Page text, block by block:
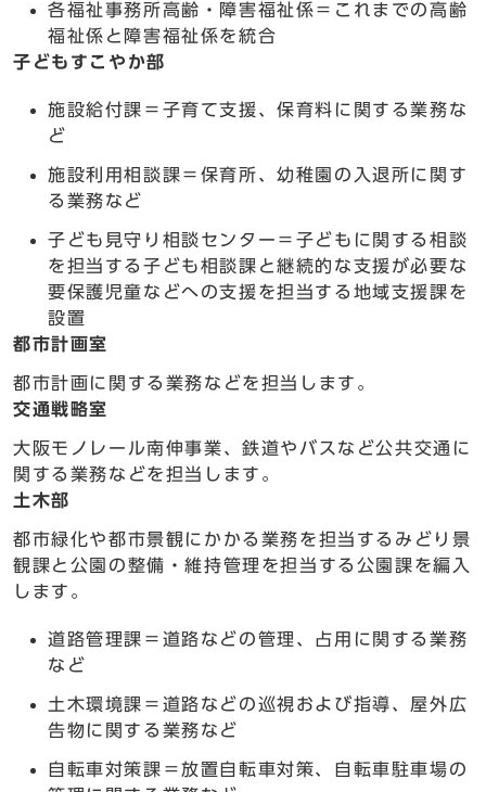
各福祉事務所高齢・障害福祉係＝これまでの高齢
福祉係と障害福祉係を統合
子どもすこやか部
施設給付課＝子育て支援、保育料に関する業務な
ど
施設利用相談課＝保育所、幼稚園の入退所に関す
る業務など
子ども見守り相談センター＝子どもに関する相談
を担当する子ども相談課と継続的な支援が必要な
要保護児童などへの支援を担当する地域支援課を
設置
都市計画室
都市計画に関する業務などを担当します。
交通戦略室
大阪モノレール南伸事業、鉄道やバスなど公共交通に
関する業務などを担当します。
土木部
都市緑化や都市景観にかかる業務を担当するみどり景
観課と公園の整備・維持管理を担当する公園課を編入
します。
道路管理課＝道路などの管理、占用に関する業務
など
土木環境課＝道路などの巡視および指導、屋外広
告物に関する業務など
自転車対策課＝放置自転車対策、自転車駐車場の